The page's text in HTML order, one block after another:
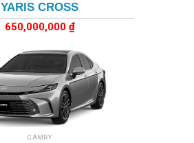
YARIS CROSS
650,000,000 ₫
CAMRY